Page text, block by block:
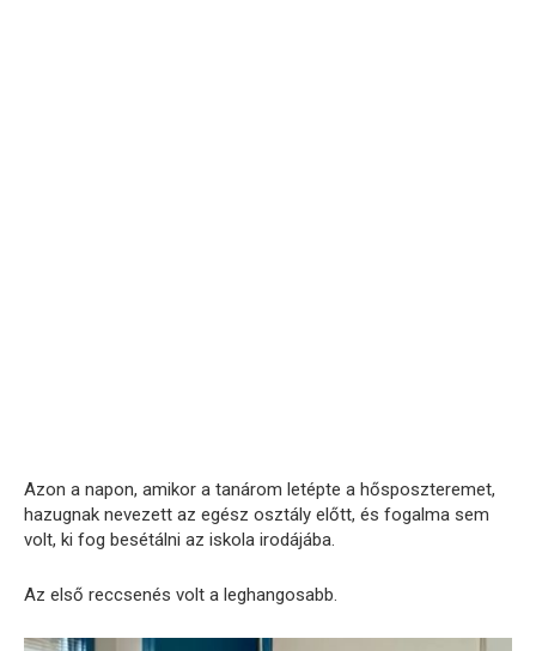
Azon a napon, amikor a tanárom letépte a hősposzteremet,
hazugnak nevezett az egész osztály előtt, és fogalma sem
volt, ki fog besétálni az iskola irodájába.
Az első reccsenés volt a leghangosabb.